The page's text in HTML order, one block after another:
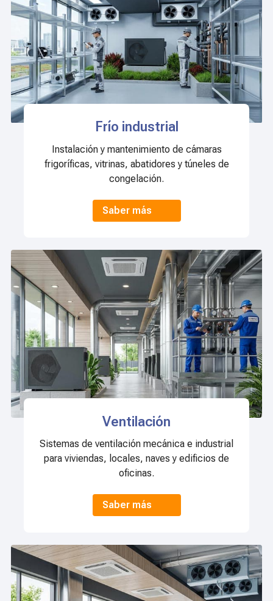
Frío industrial
Instalación y mantenimiento de cámaras
frigoríficas, vitrinas, abatidores y túneles de
congelación.
Saber más
Ventilación
Sistemas de ventilación mecánica e industrial
para viviendas, locales, naves y edificios de
oficinas.
Saber más